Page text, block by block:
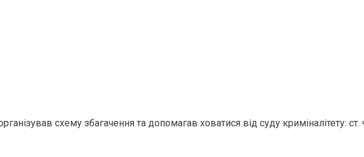
схему збагачення та допомагав ховатися від суду криміналітету: